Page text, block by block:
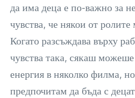
да има деца е по-важно за
чувства, че някои от
Когато разсъждава върху
чувства така, сякаш
енергия в няколко филма,
предпочитам да бъда с